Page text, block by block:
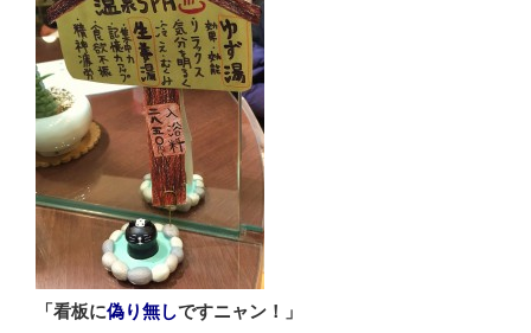
「看板に偽り無しですニャン！」